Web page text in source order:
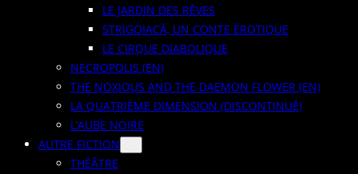
LE JARDIN DES RÊVES
STRIGOIACĂ, UN CONTE ÉROTIQUE
LE CIRQUE DIABOLIQUE
NECROPOLIS (EN)
THE NOXIOUS AND THE DAEMON FLOWER (EN)
LA QUATRIÈME DIMENSION (DISCONTINUÉ)
L’AUBE NOIRE
AUTRE FICTION
THÉÂTRE